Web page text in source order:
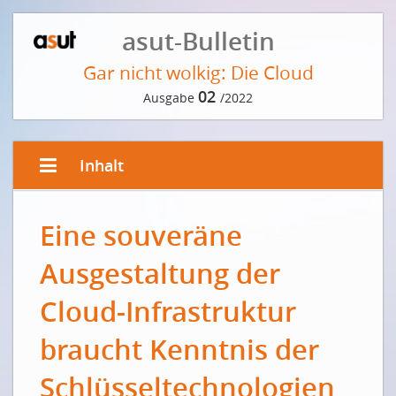
asut-Bulletin
Gar nicht wolkig: Die Cloud
Ausgabe 02 /2022
Inhalt
Eine Wolke aus Daten
EDITORIAL VON CATRIN HINKEL
Die sichere Innovationsplattform
Une plate-forme d'innovation sûre
INTERVIEW MIT JÖRG THOMANN
Die Cloud – ein Überblick
Eine souveräne
Ausgestaltung der
Cloud-Infrastruktur
braucht Kenntnis der
Schlüsseltechnologien